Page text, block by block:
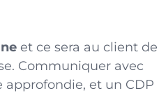
et ce sera au client de
Communiquer avec
et un CDP